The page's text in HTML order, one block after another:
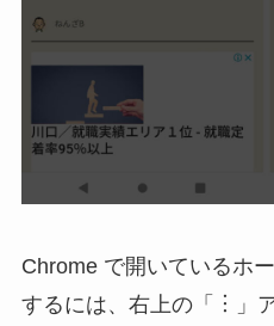
Chrome で開いているホ
するには、右上の「︙」